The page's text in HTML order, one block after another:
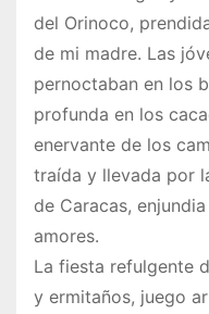
del Orinoco,
de mi madre. Las
pernoctaban en los
profunda en los
enervante de los
traída y llevada por
de Caracas,
amores.
La fiesta refulgente
y ermitaños, juego